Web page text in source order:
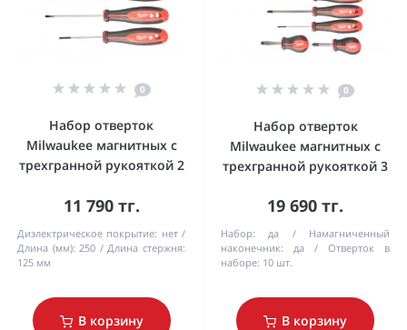
0
Набор отверток
Milwaukee магнитных с
трехгранной рукояткой 2
11 790 тг.
Диэлектрическое покрытие: нет
Длина (мм): 250
Длина стержня:
125 мм
В корзину
0
Набор отверток
Milwaukee магнитных с
трехгранной рукояткой 3
19 690 тг.
Набор: да
Намагниченный
наконечник:
да
Отверток в
наборе: 10 шт.
В корзину